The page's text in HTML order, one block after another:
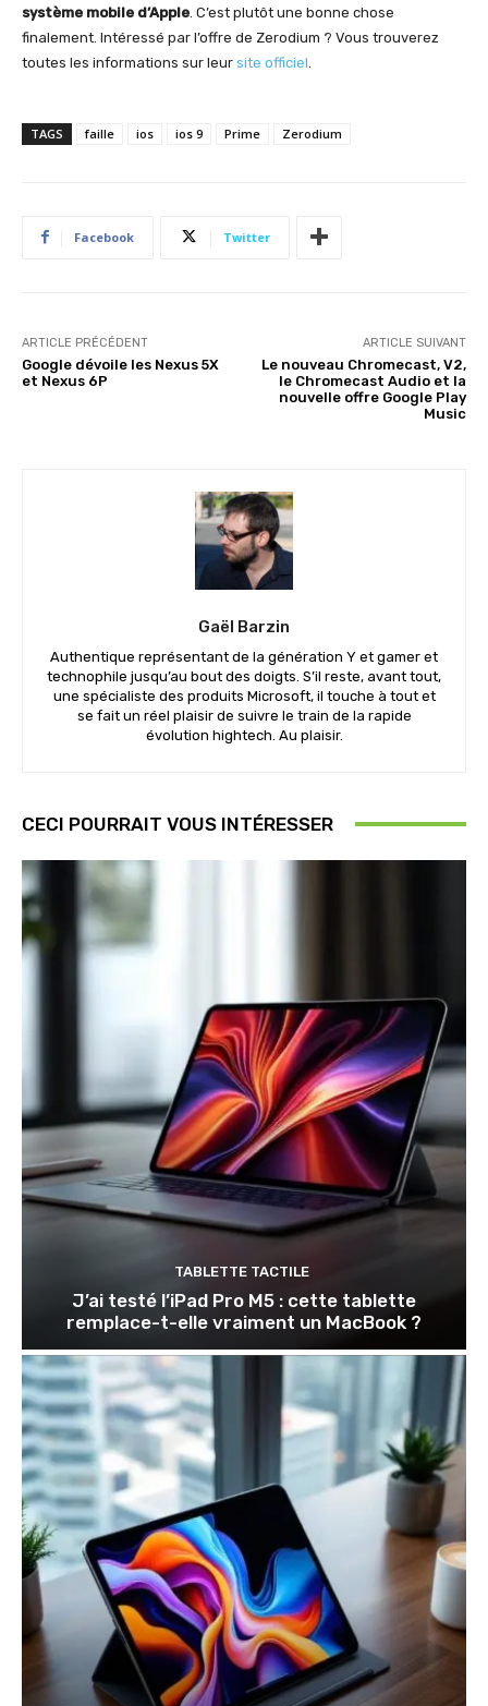
système mobile d’Apple . C’est plutôt une bonne chose
finalement. Intéressé par l’offre de Zerodium ? Vous trouverez
toutes les informations sur leur site officiel
TAGS faille ios ios 9 Prime Zerodium
Facebook Twitter
ARTICLE PRÉCÉDENT
Google dévoile les Nexus 5X
et Nexus 6P
ARTICLE SUIVANT
Le nouveau Chromecast, V2,
le Chromecast Audio et la
nouvelle offre Google Play
Music
Gaël Barzin
Authentique représentant de la génération Y et gamer et
technophile jusqu’au bout des doigts. S’il reste, avant tout,
une spécialiste des produits Microsoft, il touche à tout et
se fait un réel plaisir de suivre le train de la rapide
évolution hightech. Au plaisir.
CECI POURRAIT VOUS INTÉRESSER
TABLETTE TACTILE
J’ai testé l’iPad Pro M5 : cette tablette
remplace-t-elle vraiment un MacBook ?